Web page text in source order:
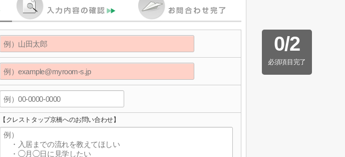
0/2
必須項目完了
【クレストタップ京橋へのお問い合わせ】